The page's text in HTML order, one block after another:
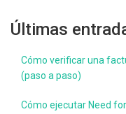
Últimas
Cómo verificar una
(paso a paso)
Cómo ejecutar Need